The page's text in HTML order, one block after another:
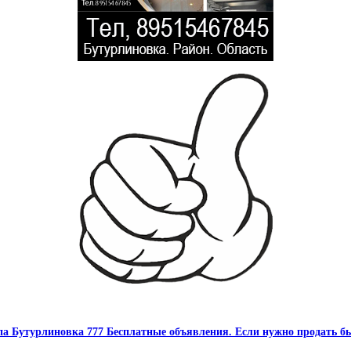
Бутурлиновка 777 Бесплатные объявления. Если нужно продать